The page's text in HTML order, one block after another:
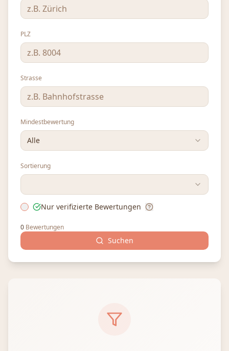
PLZ
Strasse
Mindestbewertung
Alle
Sortierung
Nur verifizierte Bewertungen
0 Bewertungen
Suchen